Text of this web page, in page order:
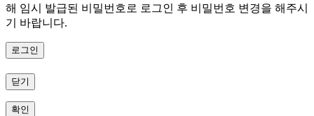
해 임시 발급된 비밀번호로 로그인 후 비밀번호 변경을 해주시
기 바랍니다.
로그인
닫기
확인